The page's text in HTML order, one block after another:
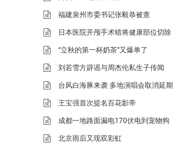
福建泉州市委书记张毅恭被查
日本医院开颅手术错将健康部位切除
“立秋的第一杯奶茶”又爆单了
刘若雪方辟谣与周杰伦私生子传闻
台风白海豚来袭 多地演唱会取消延期
王宝强首次提名百花影帝
成都一地路面漏电170伏电到宠物狗
北京雨后又现双彩虹